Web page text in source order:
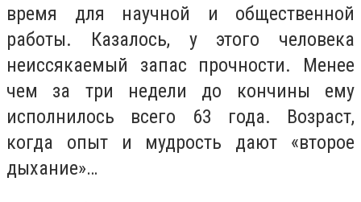
время для научной и общественной
работы. Казалось, у этого человека
неиссякаемый запас прочности. Менее
чем за три недели до кончины ему
исполнилось всего 63 года. Возраст,
когда опыт и мудрость дают «второе
дыхание»…